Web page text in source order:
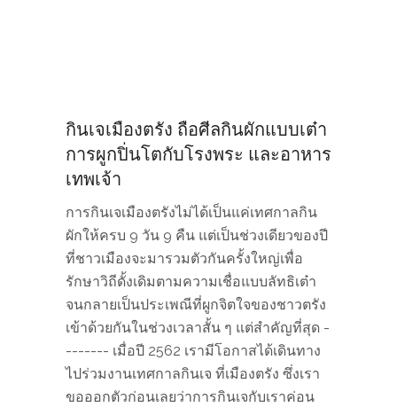
กินเจเมืองตรัง ถือศีลกินผักแบบเต๋า
การผูกปิ่นโตกับโรงพระ และอาหาร
เทพเจ้า
การกินเจเมืองตรังไม่ได้เป็นแค่เทศกาลกิน
ผักให้ครบ 9 วัน 9 คืน แต่เป็นช่วงเดียวของปี
ที่ชาวเมืองจะมารวมตัวกันครั้งใหญ่เพื่อ
รักษาวิถีดั้งเดิมตามความเชื่อแบบลัทธิเต๋า
จนกลายเป็นประเพณีที่ผูกจิตใจของชาวตรัง
เข้าด้วยกันในช่วงเวลาสั้น ๆ แต่สำคัญที่สุด -
------- เมื่อปี 2562 เรามีโอกาสได้เดินทาง
ไปร่วมงานเทศกาลกินเจ ที่เมืองตรัง ซึ่งเรา
ขอออกตัวก่อนเลยว่าการกินเจกับเราค่อน